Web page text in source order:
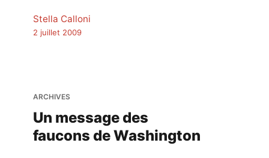
Stella Calloni
2 juillet 2009
ARCHIVES
Un message des
faucons de Washington